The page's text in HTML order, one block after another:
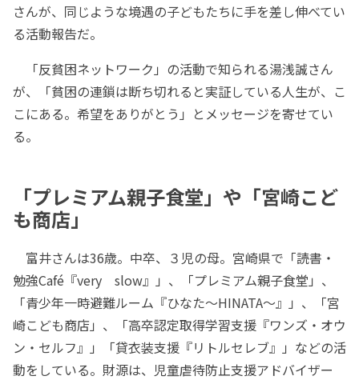
さんが、同じような境遇の子どもたちに手を差し伸べてい
る活動報告だ。
「反貧困ネットワーク」の活動で知られる湯浅誠さん
が、「貧困の連鎖は断ち切れると実証している人生が、こ
こにある。希望をありがとう」とメッセージを寄せてい
る。
「プレミアム親子食堂」や「宮崎こど
も商店」
富井さんは36歳。中卒、３児の母。宮崎県で「読書・
勉強Café『very slow』」、「プレミアム親子食堂」、
「青少年一時避難ルーム『ひなた～HINATA～』」、「宮
崎こども商店」、「高卒認定取得学習支援『ワンズ・オウ
ン・セルフ』」「貸衣装支援『リトルセレブ』」などの活
動をしている。財源は、児童虐待防止支援アドバイザー